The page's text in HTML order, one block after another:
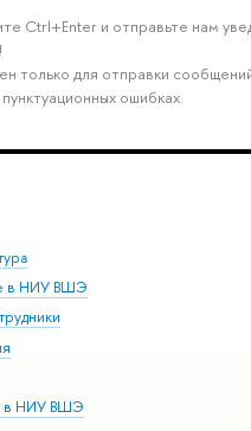
Ctrl+Enter и отправьте нам
только для отправки
ошибках.
в НИУ ВШЭ
в НИУ ВШЭ